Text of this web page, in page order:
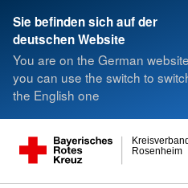
Sie befinden sich auf der
deutschen Website
You are on the German
you can use the switch to
the English one
Rosenheim
Kreisverband